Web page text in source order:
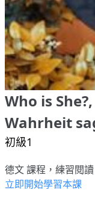
Who is
Wahrheit
初級1
德文 課程，練習閱讀
立即開始學習本課